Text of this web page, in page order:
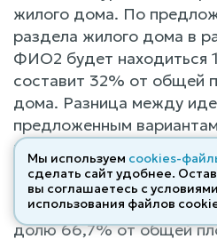
жилого дома. По
раздела жилого дома в
ФИО2 будет находиться
составит 32% от общей
дома. Разница между
предложенным
м. площади жилого дома
2,57).
Ответчик ФИО3
долю 66,7% от общей
Мы используем cookies-
сделать сайт удобнее.
вы соглашаетесь с условиями
использования файлов